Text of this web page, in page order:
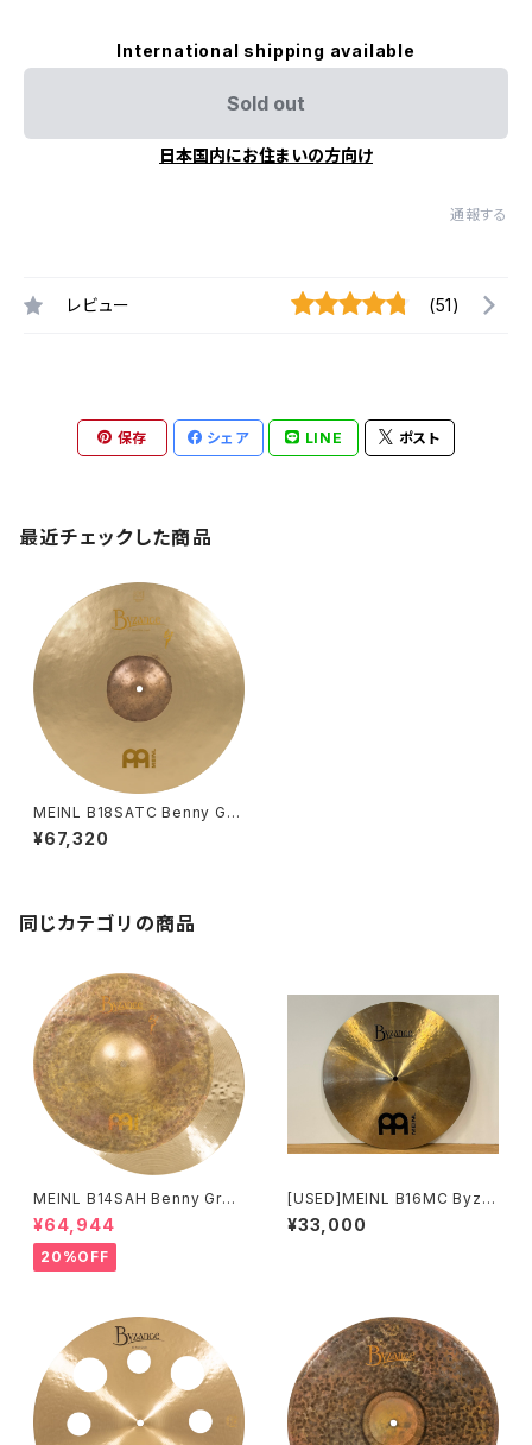
International shipping available
Sold out
日本国内にお住まいの方向け
通報する
レビュー (51)
保存 シェア LINE ポスト
最近チェックした商品
MEINL B18SATC Benny Gre
b Signature Byzance Vinta
ge Sand Thin Crash 18"
¥67,320
同じカテゴリの商品
MEINL B14SAH Benny Greb
Signature Byzance Vintage
¥64,944
20%OFF
[USED]MEINL B16MC Byza
nce Traditional Medium Cr
ash 16"
¥33,000